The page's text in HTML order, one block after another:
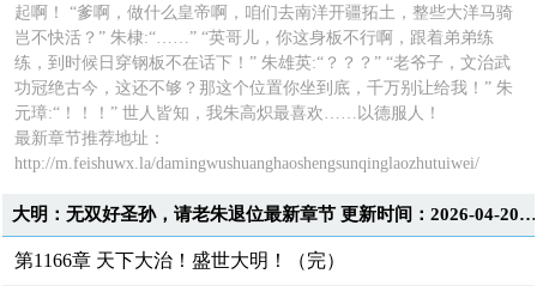
起啊！ “爹啊，做什么皇帝啊，咱们去南洋开疆拓土，整些大洋马骑
岂不快活？” 朱棣:“……” “英哥儿，你这身板不行啊，跟着弟弟练
练，到时候日穿钢板不在话下！” 朱雄英:“？？？” “老爷子，文治武
功冠绝古今，这还不够？那这个位置你坐到底，千万别让给我！” 朱
元璋:“！！！” 世人皆知，我朱高炽最喜欢……以德服人！
最新章节推荐地址：
http://m.feishuwx.la/damingwushuanghaoshengsunqinglaozhutuiwei/
大明：无双好圣孙，请老朱退位最新章节 更新时间：2026-04-20T13:31:00
第1166章 天下大治！盛世大明！（完）